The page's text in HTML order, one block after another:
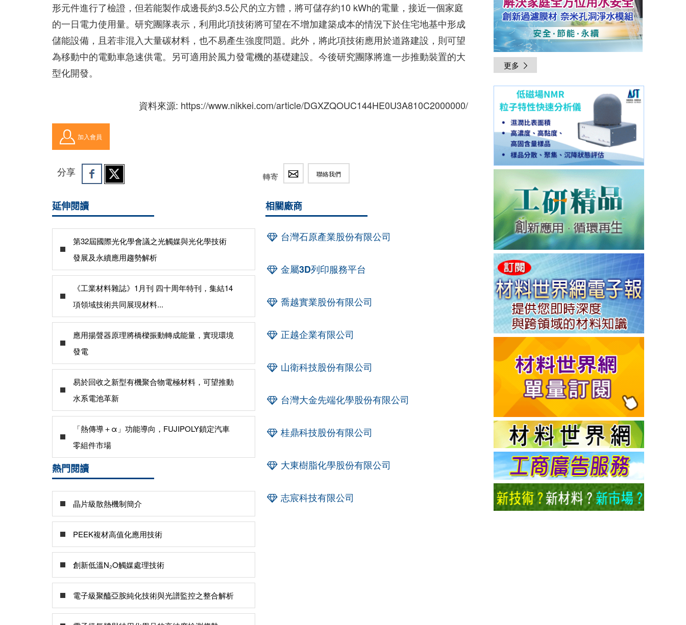
形元件進行了檢證，但若能製作成邊長約3.5公尺的立方體，將可儲存約10 kWh的電量，接近一個家庭
的一日電力使用量。研究團隊表示，利用此項技術將可望在不增加建築成本的情況下於住宅地基中形成
儲能設備，且若非混入大量碳材料，也不易產生強度問題。此外，將此項技術應用於道路建設，則可望
為移動中的電動車急速供電。另可適用於風力發電機的基礎建設。今後研究團隊將進一步推動裝置的大
型化開發。
資料來源: https://www.nikkei.com/article/DGXZQOUC144HE0U3A810C2000000/
加入會員
分享 轉寄 聯絡我們
延伸閱讀
第32屆國際光化學會議之光觸媒與光化學技術
發展及永續應用趨勢解析
《工業材料雜誌》1月刊 四十周年特刊，集結14
項領域技術共同展現材料...
應用揚聲器原理將橋樑振動轉成能量，實現環境
發電
易於回收之新型有機聚合物電極材料，可望推動
水系電池革新
「熱傳導＋α」功能導向，FUJIPOLY鎖定汽車
零組件市場
熱門閱讀
晶片級散熱機制簡介
PEEK複材高值化應用技術
創新低溫N₂O觸媒處理技術
電子級聚醯亞胺純化技術與光譜監控之整合解析
相關廠商
台灣石原產業股份有限公司
金屬3D列印服務平台
喬越實業股份有限公司
正越企業有限公司
山衛科技股份有限公司
台灣大金先端化學股份有限公司
桂鼎科技股份有限公司
大東樹脂化學股份有限公司
志宸科技有限公司
更多